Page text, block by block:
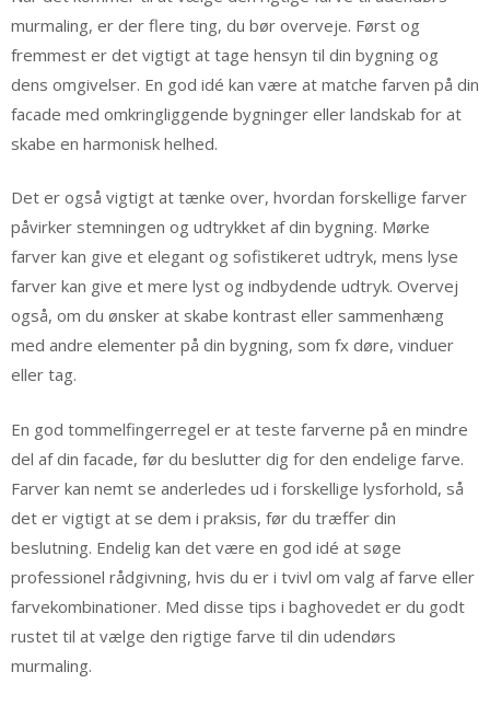
murmaling, er der flere ting, du bør overveje. Først og
fremmest er det vigtigt at tage hensyn til din bygning og
dens omgivelser. En god idé kan være at matche farven på din
facade med omkringliggende bygninger eller landskab for at
skabe en harmonisk helhed.
Det er også vigtigt at tænke over, hvordan forskellige farver
påvirker stemningen og udtrykket af din bygning. Mørke
farver kan give et elegant og sofistikeret udtryk, mens lyse
farver kan give et mere lyst og indbydende udtryk. Overvej
også, om du ønsker at skabe kontrast eller sammenhæng
med andre elementer på din bygning, som fx døre, vinduer
eller tag.
En god tommelfingerregel er at teste farverne på en mindre
del af din facade, før du beslutter dig for den endelige farve.
Farver kan nemt se anderledes ud i forskellige lysforhold, så
det er vigtigt at se dem i praksis, før du træffer din
beslutning. Endelig kan det være en god idé at søge
professionel rådgivning, hvis du er i tvivl om valg af farve eller
farvekombinationer. Med disse tips i baghovedet er du godt
rustet til at vælge den rigtige farve til din udendørs
murmaling.